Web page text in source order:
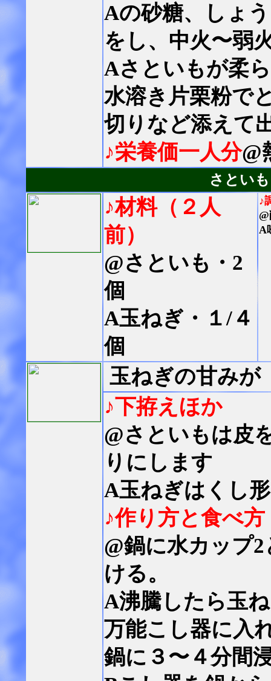
Aの砂糖、しょ
をし、中火〜弱
Aさといもが柔
水溶き片栗粉で
切りなど添えて
♪栄養価一人分@
さとい
♪材料（２人
前）
@さといも・2
個
A玉ねぎ・１/４
個
♪
A
玉ねぎの甘みが
♪下拵えほか
@さといもは皮
りにします
A玉ねぎはくし
♪作り方と食べ方
@鍋に水カップ
ける。
A沸騰したら玉
万能こし器に入
鍋に３〜４分間